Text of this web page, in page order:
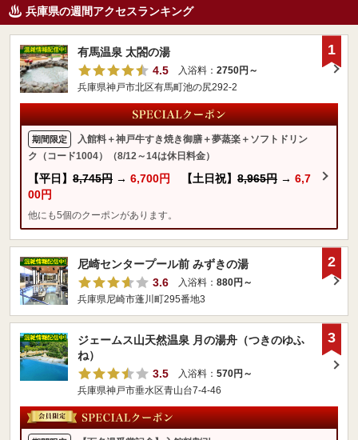
兵庫県の週間アクセスランキング
有馬温泉 太閤の湯
4.5
入浴料： 2750円～
兵庫県神戸市北区有馬町池の尻292-2
期間限定
入館料＋神戸牛すき焼き御膳＋夢蒸楽＋ソフトドリン
ク（コード1004）（8/12～14は休日料金）
【平日】 8,745円 → 6,700円 【土日祝】 8,965円 → 6,7
00円
他にも5個のクーポンがあります。
1
尼崎センタープール前 みずきの湯
3.6
入浴料： 880円～
兵庫県尼崎市蓬川町295番地3
2
ジェームス山天然温泉 月の湯舟（つきのゆふ
ね）
3.5
入浴料： 570円～
兵庫県神戸市垂水区青山台7-4-46
3